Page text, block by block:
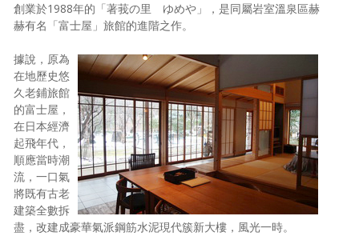
創業於1988年的「著莪の里 ゆめや」，是同屬岩室溫泉區赫
赫有名「富士屋」旅館的進階之作。
據說，原為
在地歷史悠
久老鋪旅館
的富士屋，
在日本經濟
起飛年代，
順應當時潮
流，一口氣
將既有古老
建築全數拆
盡，改建成豪華氣派鋼筋水泥現代簇新大樓，風光一時。